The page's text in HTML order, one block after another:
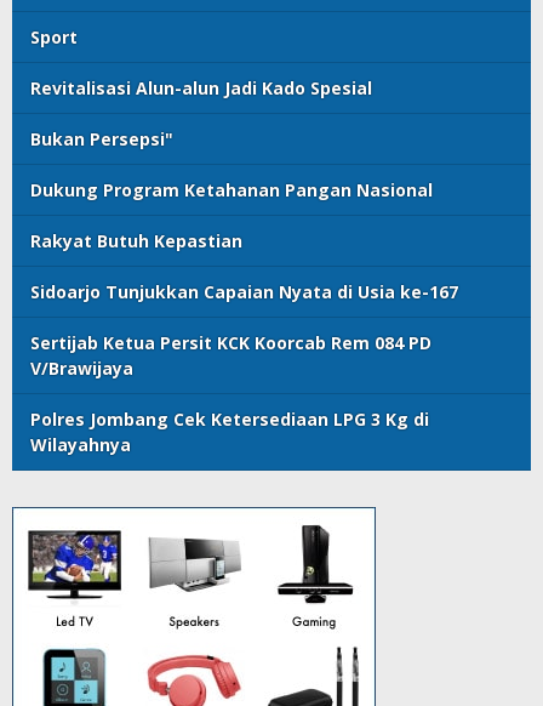
Sport
Revitalisasi Alun-alun Jadi Kado Spesial
Bukan Persepsi"
Dukung Program Ketahanan Pangan Nasional
Rakyat Butuh Kepastian
Sidoarjo Tunjukkan Capaian Nyata di Usia ke-167
Sertijab Ketua Persit KCK Koorcab Rem 084 PD
V/Brawijaya
Polres Jombang Cek Ketersediaan LPG 3 Kg di
Wilayahnya